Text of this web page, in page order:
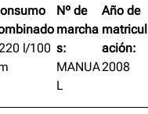
l/100
Nº de
marcha
s:
MANUA
L
Año de
matricul
ación:
2008